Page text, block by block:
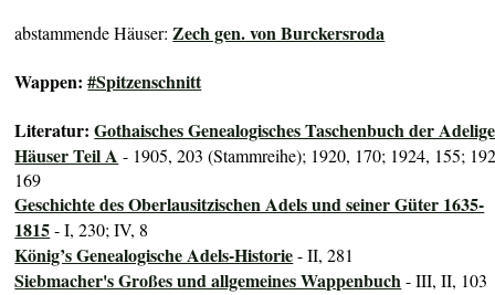
abstammende Häuser: Zech gen. von Burckersroda
Wappen:#Spitzenschnitt
Literatur:Gothaisches Genealogisches Taschenbuch der
Häuser Teil A - 1905, 203 (Stammreihe); 1920, 170; 1924, 155;
169
Geschichte des Oberlausitzischen Adels und seiner Güter 1635-
1815- I, 230; IV, 8
König’s Genealogische Adels-Historie- II, 281
Siebmacher's Großes und allgemeines Wappenbuch- III, II, 103